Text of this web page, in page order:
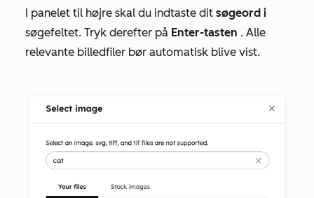
I panelet til højre skal du indtaste dit søgeord i
søgefeltet. Tryk derefter på Enter-tasten . Alle
relevante billedfiler bør automatisk blive vist.